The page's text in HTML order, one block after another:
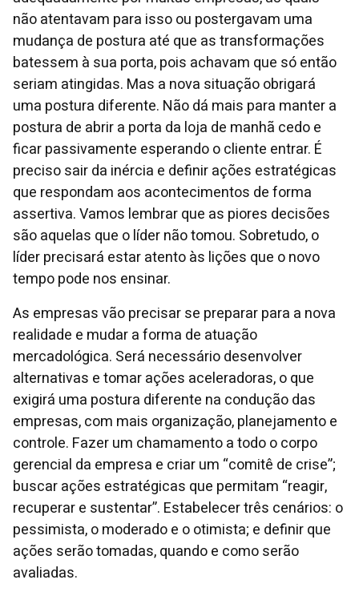
não atentavam para isso ou postergavam uma
mudança de postura até que as transformações
batessem à sua porta, pois achavam que só então
seriam atingidas. Mas a nova situação obrigará
uma postura diferente. Não dá mais para manter a
postura de abrir a porta da loja de manhã cedo e
ficar passivamente esperando o cliente entrar. É
preciso sair da inércia e definir ações estratégicas
que respondam aos acontecimentos de forma
assertiva. Vamos lembrar que as piores decisões
são aquelas que o líder não tomou. Sobretudo, o
líder precisará estar atento às lições que o novo
tempo pode nos ensinar.
As empresas vão precisar se preparar para a nova
realidade e mudar a forma de atuação
mercadológica. Será necessário desenvolver
alternativas e tomar ações aceleradoras, o que
exigirá uma postura diferente na condução das
empresas, com mais organização, planejamento e
controle. Fazer um chamamento a todo o corpo
gerencial da empresa e criar um “comitê de crise”;
buscar ações estratégicas que permitam “reagir,
recuperar e sustentar”. Estabelecer três cenários: o
pessimista, o moderado e o otimista; e definir que
ações serão tomadas, quando e como serão
avaliadas.